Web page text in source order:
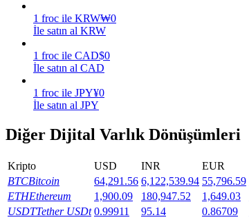
Günlük rekabetçi ödüller kazanın
1 froc ile KRW₩0
İle satın al KRW
1 froc ile CAD$0
İle satın al CAD
1 froc ile JPY¥0
İle satın al JPY
Diğer Dijital Varlık Dönüşümleri
Kripto USD INR EUR
BTCBitcoin 64,291.56 6,122,539.94 55,796.59
ETHEthereum 1,900.09 180,947.52 1,649.03
USDTTether USDt 0.99911 95.14 0.86709